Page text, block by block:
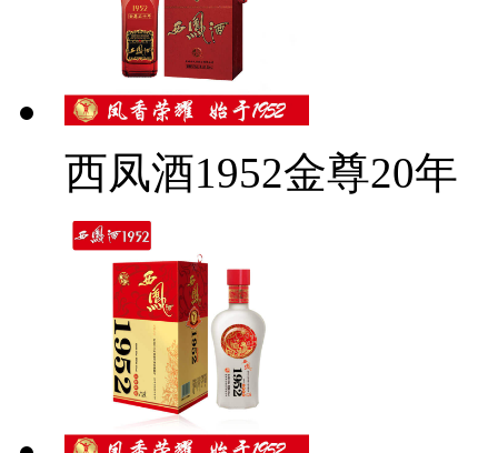
西凤酒1952金尊20年